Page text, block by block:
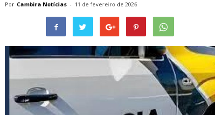
Por Cambira Notícias - 11 de fevereiro de 2026